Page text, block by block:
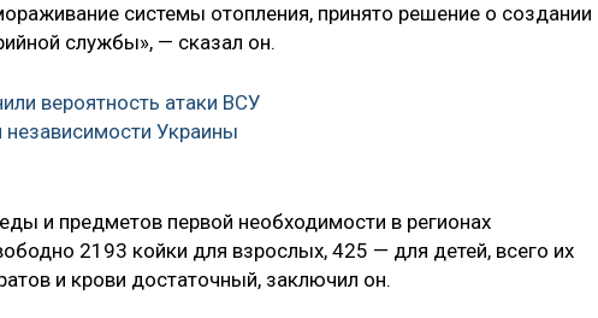
системы отопления, принято решение о создании
службы», — сказал он.
вероятность атаки ВСУ
независимости Украины
и предметов первой необходимости в регионах
2193 койки для взрослых, 425 — для детей, всего их
и крови достаточный, заключил он.